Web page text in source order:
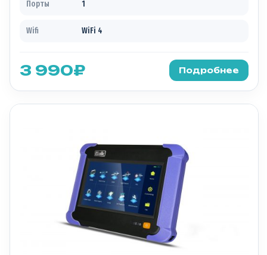
Порты 1
Wifi WiFi 4
3 990₽ Подробнее